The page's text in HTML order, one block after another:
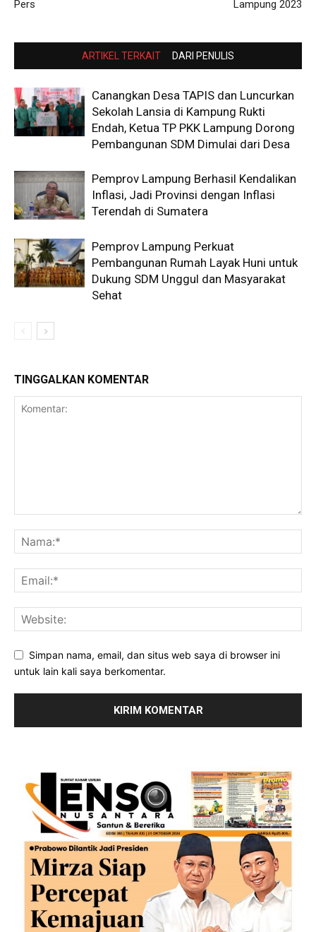
Pers Lampung 2023
ARTIKEL TERKAIT DARI PENULIS
Canangkan Desa TAPIS dan Luncurkan
Sekolah Lansia di Kampung Rukti
Endah, Ketua TP PKK Lampung Dorong
Pembangunan SDM Dimulai dari Desa
Pemprov Lampung Berhasil Kendalikan
Inflasi, Jadi Provinsi dengan Inflasi
Terendah di Sumatera
Pemprov Lampung Perkuat
Pembangunan Rumah Layak Huni untuk
Dukung SDM Unggul dan Masyarakat
Sehat
TINGGALKAN KOMENTAR
Simpan nama, email, dan situs web saya di browser ini
untuk lain kali saya berkomentar.